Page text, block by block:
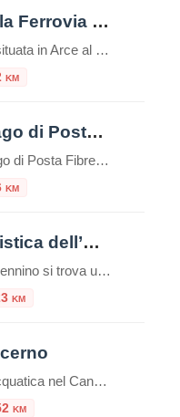
Museo della Ferrovia della Valle del Liri
La struttura è situata in Arce al piano terra del Palazzo comunale, sono circa 100 mq dedicati alla Ferrovia della Valle del Liri e della valle Roveto. Ferrovia mezzo di collegamento delle persone e delle culture delle due valli nonché delle due regioni
km
Riserva Lago di Posta Fibreno
La Riserva Lago di Posta Fibreno, o semplicemente Lago di Posta Fibreno, è una riserva naturale situata nella regione del Lazio, in Italia. Si trova nelle vicinanze del comune di Posta Fibreno, nella provincia di Frosinone. Il lago è di origine carsica e si estende su una superficie di circa 0,3 chilometri quadrati.È alimentato da […]
km
Area Faunistica dell’Orso a Campoli Appennino
A Campoli Appennino si trova un’Area Faunistica dell’Orso, all’interno del “Tomolo”. Il Tomolo è una suggestiva dolina carsica che si trova al centro del paese.La dolina, per le sue dimensioni (diametro m. 630, profondità m. 130, privo d’inghiottitoio) e per il suo aspetto grandioso, può essere annoverata tra le maggiori del Lazio e l’unica che […]
km
L’Avventura Acquatica nel Canyon Segreto della Ciociaria A pochi passi dal pittoresco borgo di Campoli Appennino (Frosinone), celebre come il “Paese dell’Orso e del Tartufo”, si cela uno degli spettacoli naturali più emozionanti del Lazio: il Vallone Lacerno. Questa profonda fenditura carsica, incastonata nella fascia di protezione esterna del Parco Nazionale d’Abruzzo, Lazio e Molise […]
km